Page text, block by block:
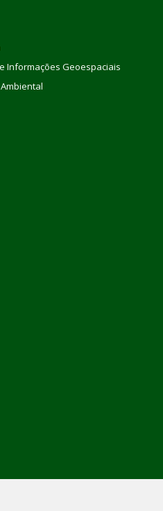
Informações Geoespaciais